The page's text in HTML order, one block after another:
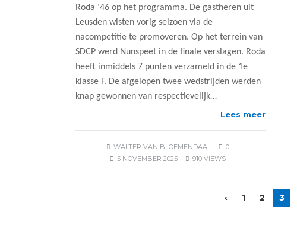
Roda ‘46 op het programma. De gastheren uit
Leusden wisten vorig seizoen via de
nacompetitie te promoveren. Op het terrein van
SDCP werd Nunspeet in de finale verslagen. Roda
heeft inmiddels 7 punten verzameld in de 1e
klasse F. De afgelopen twee wedstrijden werden
knap gewonnen van respectievelijk…
Lees meer
WALTER VAN BLOEMENDAAL
0
5 NOVEMBER 2025
910 VIEWS
‹ 1 2 3